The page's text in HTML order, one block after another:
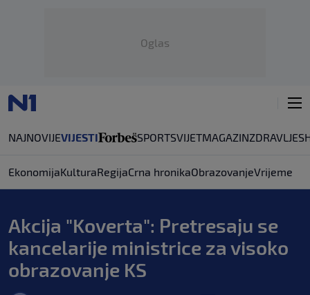
Oglas
NAJNOVIJEVIJESTI SPORTSVIJETMAGAZINZDRAVLJE
EkonomijaKulturaRegijaCrna hronikaObrazovanjeVrijeme
Akcija "Koverta": Pretresaju se
kancelarije ministrice za visoko
obrazovanje KS